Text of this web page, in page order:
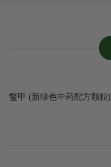
鳖甲 (新绿色中药配方颗粒)